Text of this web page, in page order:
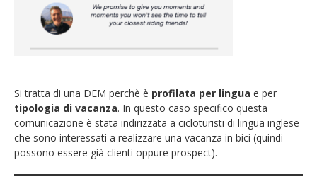
Si tratta di una DEM perchè è profilata per lingua e per
tipologia di vacanza. In questo caso specifico questa
comunicazione è stata indirizzata a cicloturisti di lingua inglese
che sono interessati a realizzare una vacanza in bici (quindi
possono essere già clienti oppure prospect).